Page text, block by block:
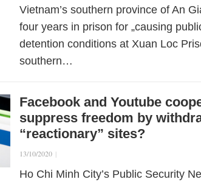
Vietnam’s southern province of An
four years in prison for „causing
detention conditions at Xuan Loc
southern…
Facebook and Youtube
suppress freedom by
“reactionary” sites?
13/10/2020 |
Ho Chi Minh City’s Public Security